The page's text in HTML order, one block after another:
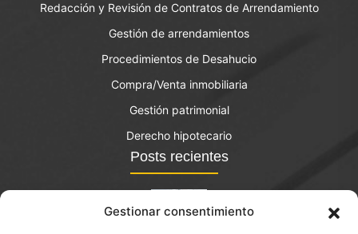
Gestionar consentimiento
Redacción y Revisión de Contratos de Arrendamiento
Gestión de arrendamientos
Procedimientos de Desahucio
Compra/Venta inmobiliaria
Gestión patrimonial
Derecho hipotecario
Posts recientes